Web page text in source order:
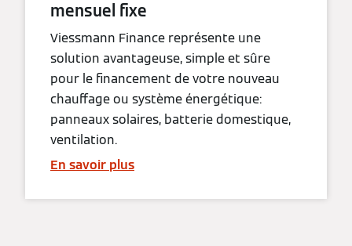
mensuel fixe
Viessmann Finance représente une
solution avantageuse, simple et sûre
pour le financement de votre nouveau
chauffage ou système énergétique:
panneaux solaires, batterie domestique,
ventilation.
En savoir plus